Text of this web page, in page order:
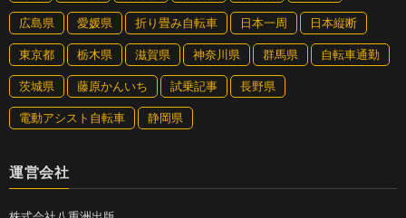
広島県 愛媛県 折り畳み自転車 日本一周 日本縦断
東京都 栃木県 滋賀県 神奈川県 群馬県 自転車通勤
茨城県 藤原かんいち 試乗記事 長野県
電動アシスト自転車 静岡県
運営会社